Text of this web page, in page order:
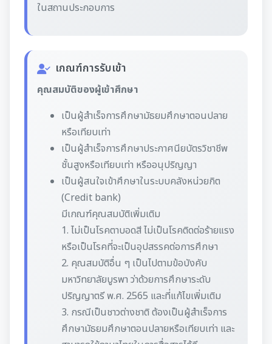
ในสถานประกอบการ
เกณฑ์การรับเข้า
คุณสมบัติของผู้เข้าศึกษา
เป็นผู้สำเร็จการศึกษามัธยมศึกษาตอนปลาย
หรือเทียบเท่า
เป็นผู้สำเร็จการศึกษาประกาศนียบัตรวิชาชีพ
ชั้นสูงหรือเทียบเท่า หรืออนุปริญญา
เป็นผู้สนใจเข้าศึกษาในระบบคลังหน่วยกิต
(Credit bank)
มีเกณฑ์คุณสมบัติเพิ่มเติม
1. ไม่เป็นโรคตาบอดสี ไม่เป็นโรคติดต่อร้ายแรง
หรือเป็นโรคที่จะเป็นอุปสรรคต่อการศึกษา
2. คุณสมบัติอื่น ๆ เป็นไปตามข้อบังคับ
มหาวิทยาลัยบูรพา ว่าด้วยการศึกษาระดับ
ปริญญาตรี พ.ศ. 2565 และที่แก้ไขเพิ่มเติม
3. กรณีเป็นชาวต่างชาติ ต้องเป็นผู้สำเร็จการ
ศึกษามัธยมศึกษาตอนปลายหรือเทียบเท่า และ